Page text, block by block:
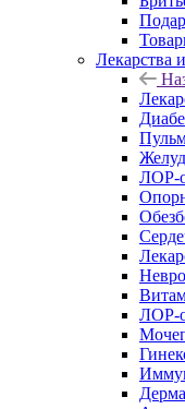
Лекарства
ЛОР-
ЛОР-